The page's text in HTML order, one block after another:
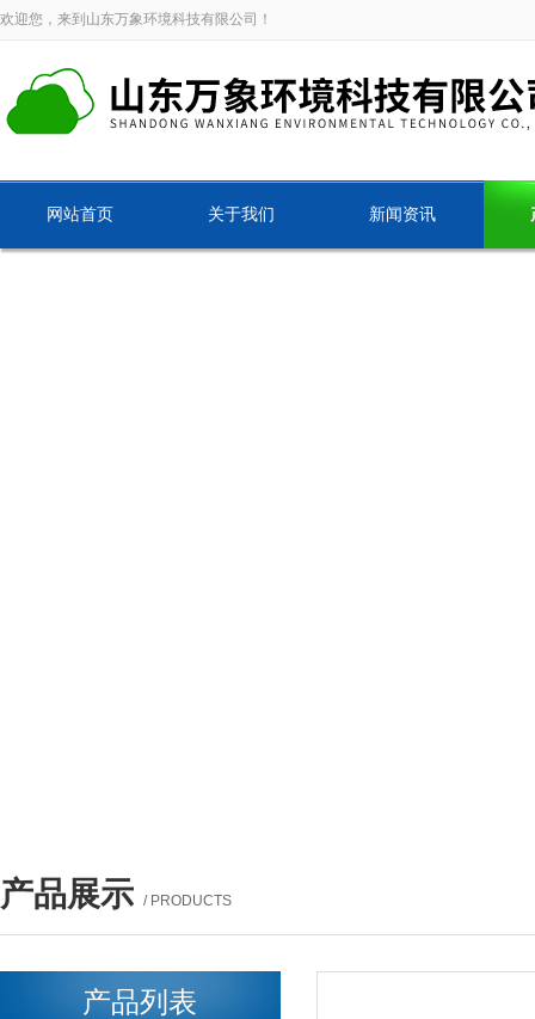
欢迎您，来到山东万象环境科技有限公司！
网站首页 关于我们 新闻资讯
产品展示 / PRODUCTS
产品列表